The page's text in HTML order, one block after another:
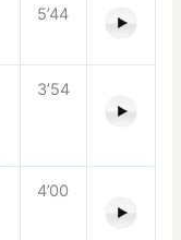
5’44
3’54
4’00